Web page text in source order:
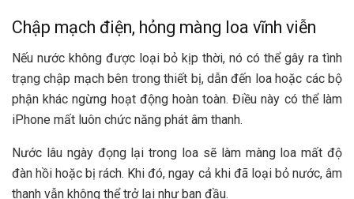
Chập mạch điện, hỏng màng loa vĩnh viễn
Nếu nước không được loại bỏ kịp thời, nó có thể gây ra tình
trạng chập mạch bên trong thiết bị, dẫn đến loa hoặc các bộ
phận khác ngừng hoạt động hoàn toàn. Điều này có thể làm
iPhone mất luôn chức năng phát âm thanh.
Nước lâu ngày đọng lại trong loa sẽ làm màng loa mất độ
đàn hồi hoặc bị rách. Khi đó, ngay cả khi đã loại bỏ nước, âm
thanh vẫn không thể trở lại như ban đầu.